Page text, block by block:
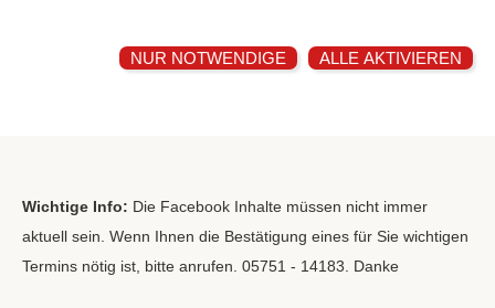
NUR NOTWENDIGE ALLE AKTIVIEREN
Wichtige Info: Die Facebook Inhalte müssen nicht immer
aktuell sein. Wenn Ihnen die Bestätigung eines für Sie wichtigen
Termins nötig ist, bitte anrufen. 05751 - 14183. Danke